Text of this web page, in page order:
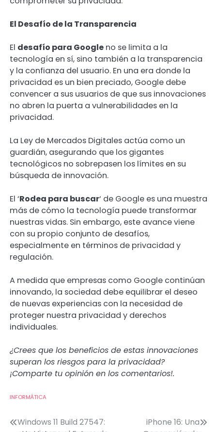
El Desafío de la Transparencia
El desafío para Google no se limita a la
tecnología en sí, sino también a la transparencia
y la confianza del usuario. En una era donde la
privacidad es un bien preciado, Google debe
convencer a sus usuarios de que sus innovaciones
no abren la puerta a vulnerabilidades en la
privacidad.
La Ley de Mercados Digitales actúa como un
guardián, asegurando que los gigantes
tecnológicos no sobrepasen los límites en su
búsqueda de innovación.
El ‘Rodea para buscar‘ de Google es una muestra
más de cómo la tecnología puede transformar
nuestras vidas. Sin embargo, este avance viene
con su propio conjunto de desafíos,
especialmente en términos de privacidad y
regulación.
A medida que empresas como Google continúan
innovando, la sociedad debe equilibrar el deseo
de nuevas experiencias con la necesidad de
proteger nuestra privacidad y derechos
individuales.
¿Crees que los beneficios de estas innovaciones
superan los riesgos para la privacidad?
¡Comparte tu opinión en los comentarios!.
INFORMÁTICA
Post
Windows 11 Build 27547:
iPhone 16: Una